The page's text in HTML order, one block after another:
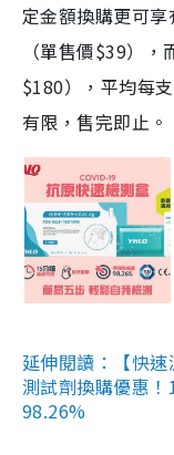
定金額換購更可
（單售價$39）
$180），平均每
有限，售完即止。
延伸閱讀：【快
測試劑換購優惠
98.26%